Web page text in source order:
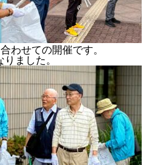
わせての開催です。
ました。